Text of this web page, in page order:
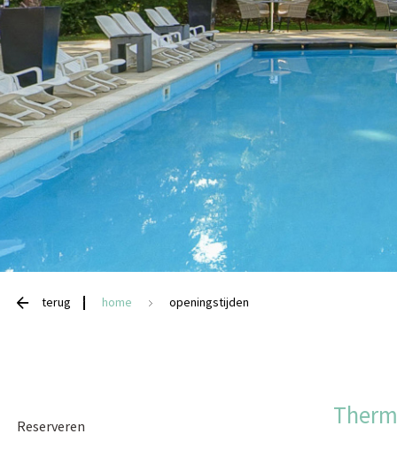
terug home openingstijden
Reserveren